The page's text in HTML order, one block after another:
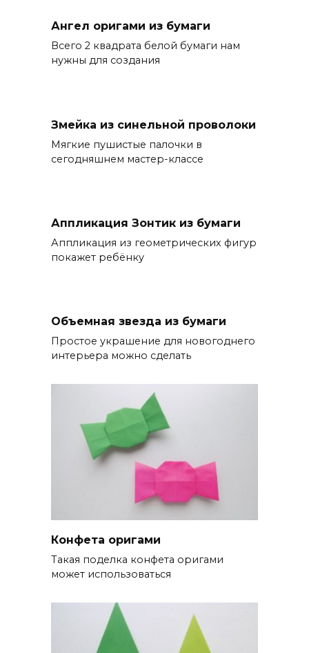
Ангел оригами из бумаги
Всего 2 квадрата белой бумаги нам
нужны для создания
Змейка из синельной проволоки
Мягкие пушистые палочки в
сегодняшнем мастер-классе
Аппликация Зонтик из бумаги
Аппликация из геометрических фигур
покажет ребёнку
Объемная звезда из бумаги
Простое украшение для новогоднего
интерьера можно сделать
Конфета оригами
Такая поделка конфета оригами
может использоваться